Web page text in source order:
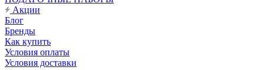
Акции
Блог
Бренды
Как купить
Условия оплаты
Условия доставки